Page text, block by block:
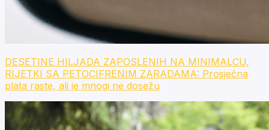
DESETINE HILJADA ZAPOSLENIH NA MINIMALCU,
RIJETKI SA PETOCIFRENIM ZARADAMA: Prosječna
plata raste, ali je mnogi ne dosežu